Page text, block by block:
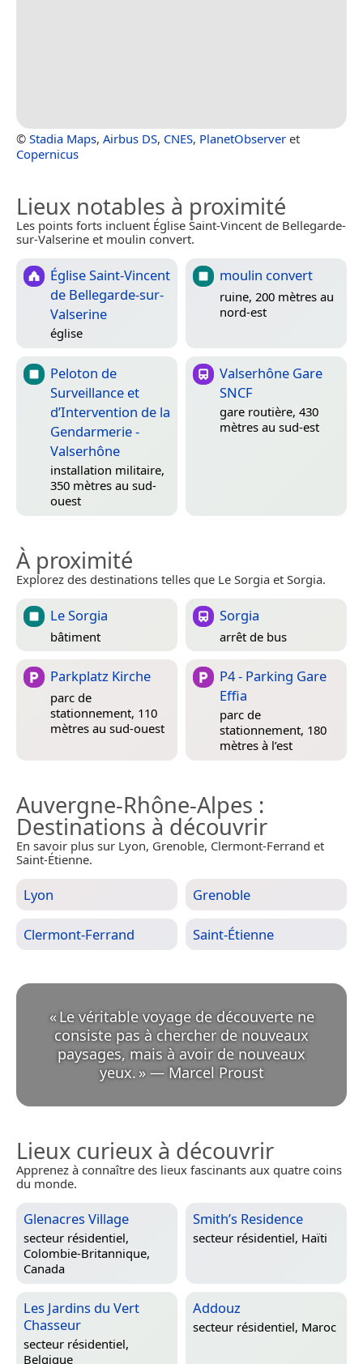
© Stadia Maps, Airbus DS, CNES, PlanetObserver et
Copernicus
Lieux notables à proximité
Les points forts incluent Église Saint-Vincent de Bellegarde-
sur-Valserine et moulin convert.
Église Saint-Vincent
de Bellegarde-sur-
Valserine
église
moulin convert
ruine, 200 mètres au
nord-est
Peloton de
Surveillance et
d’Intervention de la
Gendarmerie -
Valserhône
installation militaire,
350 mètres au sud-
ouest
Valserhône Gare
SNCF
gare routière, 430
mètres au sud-est
À proximité
Explorez des destinations telles que Le Sorgia et Sorgia.
Le Sorgia
bâtiment
Sorgia
arrêt de bus
Parkplatz Kirche
parc de
stationnement, 110
mètres au sud-ouest
P4 - Parking Gare
Effia
parc de
stationnement, 180
mètres à l’est
Auvergne-Rhône-Alpes :
Destinations à découvrir
En savoir plus sur Lyon, Grenoble, Clermont-Ferrand et
Saint-Étienne.
Lyon Grenoble
Clermont-Ferrand Saint-Étienne
«Le véritable voyage de découverte ne
consiste pas à chercher de nouveaux
paysages, mais à avoir de nouveaux
yeux. » — Marcel Proust
Lieux curieux à découvrir
Apprenez à connaître des lieux fascinants aux quatre coins
du monde.
Glenacres Village
secteur résidentiel,
Colombie-Britannique,
Canada
Smith’s Residence
secteur résidentiel, Haïti
Les Jardins du Vert
Chasseur
secteur résidentiel,
Belgique
Addouz
secteur résidentiel, Maroc